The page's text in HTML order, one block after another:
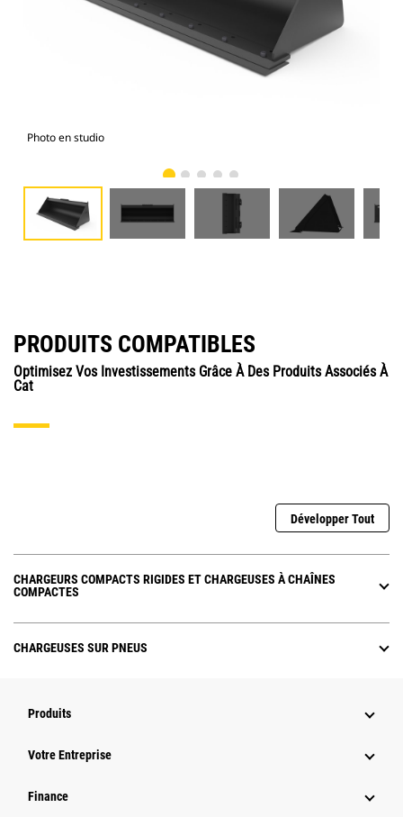
Photo en studio
PRODUITS COMPATIBLES
Optimisez Vos Investissements Grâce À Des Produits Associés À
Cat
Développer Tout
CHARGEURS COMPACTS RIGIDES ET CHARGEUSES À CHAÎNES
COMPACTES
CHARGEUSES SUR PNEUS
Produits
Votre Entreprise
Finance